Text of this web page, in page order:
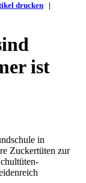
drucken |
ist
in
Zuckertüten zur